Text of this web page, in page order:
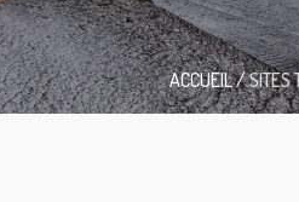
ACCUEIL/SITES